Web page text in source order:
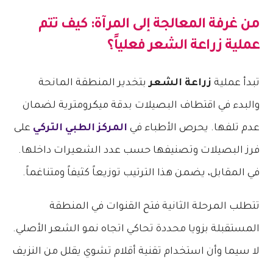
من غرفة المعالجة إلى المرآة: كيف تتم
عملية زراعة الشعر فعلياً؟
تبدأ عملية زراعة الشعربتخدير المنطقة المانحة
والبدء في اقتطاف البصيلات بدقة ميكرومترية لضمان
عدم تلفها. يحرص الأطباء في المركز الطبي التركي على
فرز البصيلات وتصنيفها حسب عدد الشعيرات داخلها.
في المقابل، يضمن هذا الترتيب توزيعاً كثيفاً ومتناغماً.
تتطلب المرحلة الثانية فتح القنوات في المنطقة
المستقبلة بزويا محددة تحاكي اتجاه نمو الشعر الأصلي.
لا سيما وأن استخدام تقنية أقلام تشوي يقلل من النزيف